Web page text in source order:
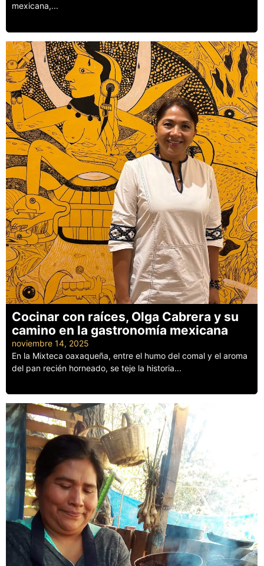
mexicana,...
Cocinar con raíces, Olga Cabrera y su
camino en la gastronomía mexicana
noviembre 14, 2025
En la Mixteca oaxaqueña, entre el humo del comal y el aroma
del pan recién horneado, se teje la historia...